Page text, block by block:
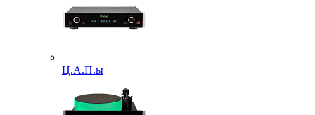
Ц.А.П.ы